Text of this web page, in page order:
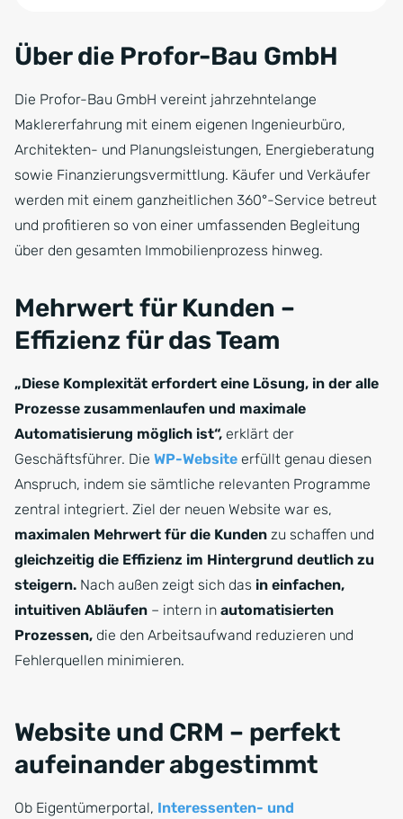
Über die Profor-Bau GmbH
Die Profor-Bau GmbH vereint jahrzehntelange
Maklererfahrung mit einem eigenen Ingenieurbüro,
Architekten- und Planungsleistungen, Energieberatung
sowie Finanzierungsvermittlung. Käufer und Verkäufer
werden mit einem ganzheitlichen 360°-Service betreut
und profitieren so von einer umfassenden Begleitung
über den gesamten Immobilienprozess hinweg.
Mehrwert für Kunden –
Effizienz für das Team
„Diese Komplexität erfordert eine Lösung, in der alle
Prozesse zusammenlaufen und maximale
Automatisierung möglich ist“, erklärt der
Geschäftsführer. Die WP-Website erfüllt genau diesen
Anspruch, indem sie sämtliche relevanten Programme
zentral integriert. Ziel der neuen Website war es,
maximalen Mehrwert für die Kunden zu schaffen und
gleichzeitig die Effizienz im Hintergrund deutlich zu
steigern. Nach außen zeigt sich das in einfachen,
intuitiven Abläufen – intern in automatisierten
Prozessen, die den Arbeitsaufwand reduzieren und
Fehlerquellen minimieren.
Website und CRM – perfekt
aufeinander abgestimmt
Ob Eigentümerportal, Interessenten- und